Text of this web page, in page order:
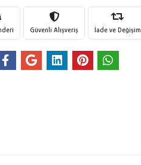
Güvenli Alışveriş İade ve Değişim